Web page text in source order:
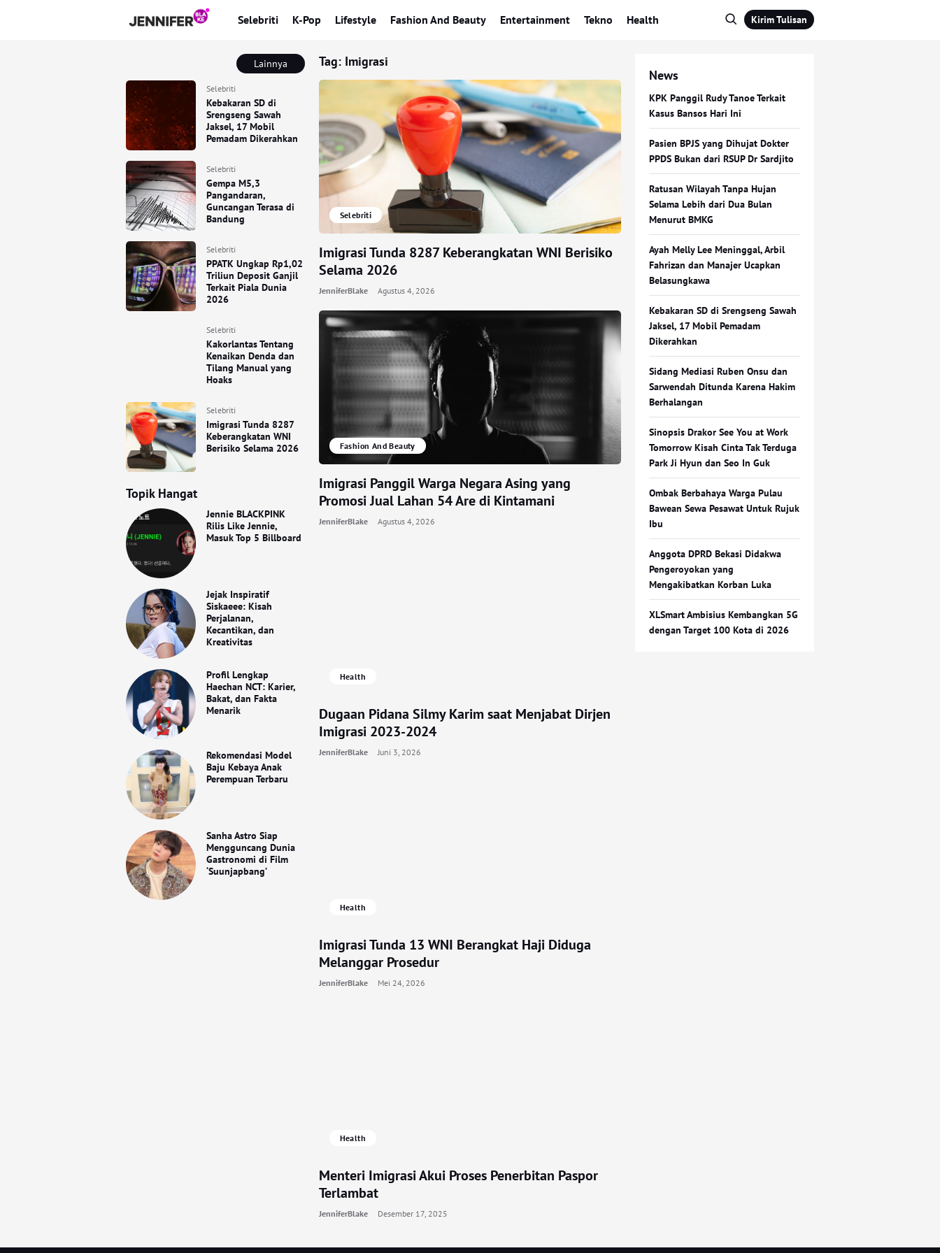
Selebriti K-Pop Lifestyle Fashion And Beauty Entertainment Tekno Health Kirim Tulisan
Lainnya
Selebriti
Kebakaran SD di
Srengseng Sawah
Jaksel, 17 Mobil
Pemadam Dikerahkan
Selebriti
Gempa M5,3
Pangandaran,
Guncangan Terasa di
Bandung
Selebriti
PPATK Ungkap Rp1,02
Triliun Deposit Ganjil
Terkait Piala Dunia
2026
Selebriti
Kakorlantas Tentang
Kenaikan Denda dan
Tilang Manual yang
Hoaks
Selebriti
Imigrasi Tunda 8287
Keberangkatan WNI
Berisiko Selama 2026
Topik Hangat
Jennie BLACKPINK
Rilis Like Jennie,
Masuk Top 5 Billboard
Jejak Inspiratif
Siskaeee: Kisah
Perjalanan,
Kecantikan, dan
Kreativitas
Profil Lengkap
Haechan NCT: Karier,
Bakat, dan Fakta
Menarik
Rekomendasi Model
Baju Kebaya Anak
Perempuan Terbaru
Sanha Astro Siap
Mengguncang Dunia
Gastronomi di Film
‘Suunjapbang’
Tag: Imigrasi
Selebriti
Imigrasi Tunda 8287 Keberangkatan WNI Berisiko
Selama 2026
JenniferBlake Agustus 4, 2026
Fashion And Beauty
Imigrasi Panggil Warga Negara Asing yang
Promosi Jual Lahan 54 Are di Kintamani
JenniferBlake Agustus 4, 2026
Health
Dugaan Pidana Silmy Karim saat Menjabat Dirjen
Imigrasi 2023-2024
JenniferBlake Juni 3, 2026
Health
Imigrasi Tunda 13 WNI Berangkat Haji Diduga
Melanggar Prosedur
JenniferBlake Mei 24, 2026
Health
Menteri Imigrasi Akui Proses Penerbitan Paspor
Terlambat
JenniferBlake Desember 17, 2025
News
KPK Panggil Rudy Tanoe Terkait
Kasus Bansos Hari Ini
Pasien BPJS yang Dihujat Dokter
PPDS Bukan dari RSUP Dr Sardjito
Ratusan Wilayah Tanpa Hujan
Selama Lebih dari Dua Bulan
Menurut BMKG
Ayah Melly Lee Meninggal, Arbil
Fahrizan dan Manajer Ucapkan
Belasungkawa
Kebakaran SD di Srengseng Sawah
Jaksel, 17 Mobil Pemadam
Dikerahkan
Sidang Mediasi Ruben Onsu dan
Sarwendah Ditunda Karena Hakim
Berhalangan
Sinopsis Drakor See You at Work
Tomorrow Kisah Cinta Tak Terduga
Park Ji Hyun dan Seo In Guk
Ombak Berbahaya Warga Pulau
Bawean Sewa Pesawat Untuk Rujuk
Ibu
Anggota DPRD Bekasi Didakwa
Pengeroyokan yang
Mengakibatkan Korban Luka
XLSmart Ambisius Kembangkan 5G
dengan Target 100 Kota di 2026